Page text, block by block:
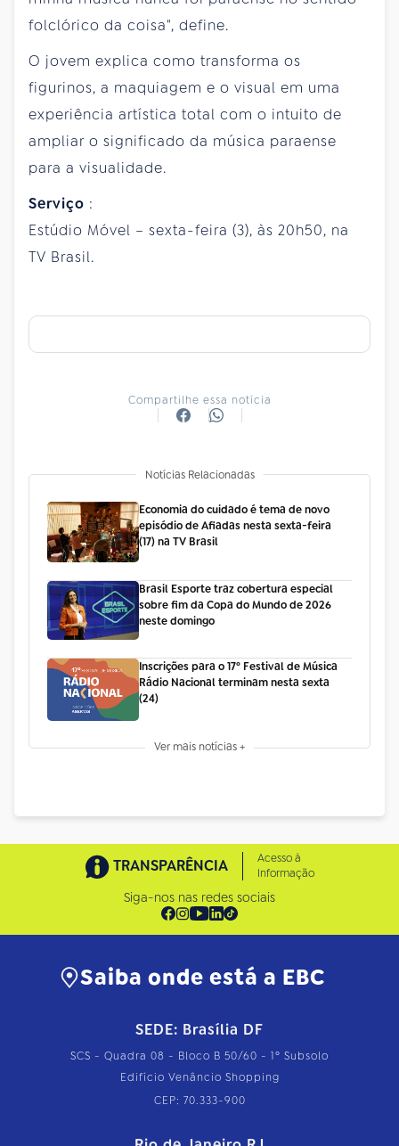
folclórico da coisa", define.
O jovem explica como transforma os
figurinos, a maquiagem e o visual em uma
experiência artística total com o intuito de
ampliar o significado da música paraense
para a visualidade.
Serviço :
Estúdio Móvel – sexta-feira (3), às 20h50, na
TV Brasil.
Compartilhe essa notícia
Notícias Relacionadas
Economia do cuidado é tema de novo
episódio de Afiadas nesta sexta-feira
(17) na TV Brasil
Brasil Esporte traz cobertura especial
sobre fim da Copa do Mundo de 2026
neste domingo
Inscrições para o 17º Festival de Música
Rádio Nacional terminam nesta sexta
(24)
Ver mais notícias +
TRANSPARÊNCIA
Acesso à
Informação
Siga-nos nas redes sociais
Saiba onde está a EBC
SEDE: Brasília DF
SCS - Quadra 08 - Bloco B 50/60 - 1º Subsolo
Edifício Venâncio Shopping
CEP: 70.333-900